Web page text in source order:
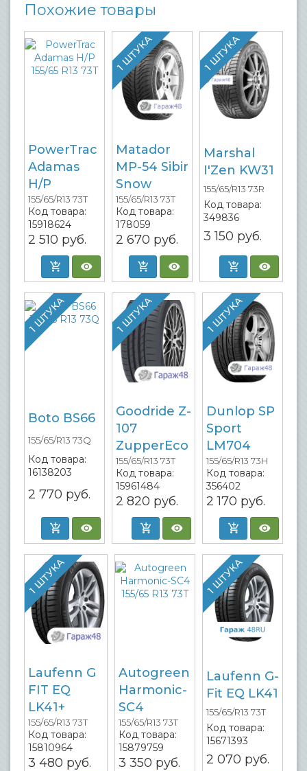
Похожие товары
PowerTrac
Adamas
H/P
155/65/R13 73T
Код товара:
15918624
2 510 руб.
1 ШТУКА
Matador
MP-54 Sibir
Snow
155/65/R13 73T
Код товара:
178059
2 670 руб.
1 ШТУКА
Marshal
I'Zen KW31
155/65/R13 73R
Код товара:
349836
3 150 руб.
1 ШТУКА
Boto BS66
155/65/R13 73Q
Код товара:
16138203
2 770 руб.
1 ШТУКА
Goodride Z-
107
ZupperEco
155/65/R13 73T
Код товара:
15961484
2 820 руб.
1 ШТУКА
Dunlop SP
Sport
LM704
155/65/R13 73H
Код товара:
356402
2 170 руб.
1 ШТУКА
Laufenn G
FIT EQ
LK41+
155/65/R13 73T
Код товара:
15810964
3 480 руб.
Autogreen
Harmonic-
SC4
155/65/R13 73T
Код товара:
15879759
3 350 руб.
1 ШТУКА
Laufenn G-
Fit EQ LK41
155/65/R13 73T
Код товара:
15671393
2 070 руб.